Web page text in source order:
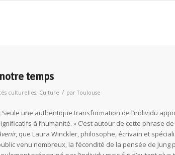
temps
culturelles, Culture / parToulouse
Seule une authentique transformation de l’individu
à l’humanité. » C’est autour de cette phrase
, que Laura Winckler, philosophe, écrivain et
venu nombreux, la fécondité de la pensée de Jung